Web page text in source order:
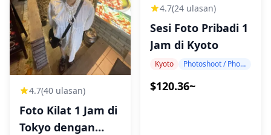
4.7(40 ulasan)
Foto Kilat 1 Jam di
Tokyo dengan
4.7(24 ulasan)
Sesi Foto Pribadi 1
Jam di Kyoto
Kyoto Photoshoot / Photo tour
$120.36~